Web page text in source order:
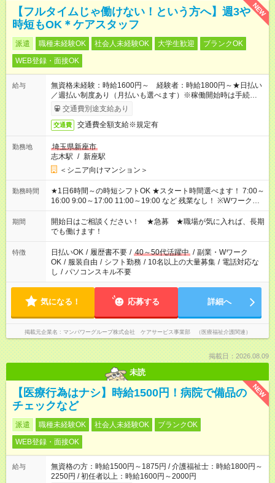
NEW
【フルタイムじゃ働けない！という方へ】週3や
時短もOK＊ケアスタッフ
派遣 職種未経験OK 社会人未経験OK 大学生歓迎
ブランクOK
WEB登録・面接OK
給与
無資格未経験：時給1600円～ 経験者：時給1800円～★日払い
／週払い制度あり（月払いも選べます）※稼働開始時は手続き完
了次第のお支払いとなります。
交通費別途支給あり
交通費 交通費全額支給※規定有
勤務地
埼玉県新座市
志木駅 / 新座駅
＜シニア向けマンション＞
勤務時間
★1日6時間～の時短シフトOK ★スタート時間選べます！ 7:00～
16:00 9:00～17:00 11:00～19:00 など 残業なし！ ※Wワークの
場合、他のお仕事と合わせ週40時間超の就業はご案内できませ
ん ※法令に基づき、週20時間以上勤務は社会保険への加入対象
となります ※労働者派遣法（日雇い派遣の原則禁止）により、
短時間・短期間の就業はご案内が難しい場合があります
期間
開始日はご相談ください！ ★急募 ★職場が気に入れば、長期
でも働けます！
特徴 日払いOK / 履歴書不要 / 40～50代活躍中 / 副業・Wワーク
OK / 服装自由 / シフト勤務 / 10名以上の大量募集 / 電話対応な
し / パソコンスキル不要
気になる！ 応募する 詳細へ
掲載元企業名 マンパワーグループ株式会社 ケアサービス事業部 （医療福祉介護関連）
掲載日：2026.08.09
未読
NEW
【医療行為はナシ】時給1500円！病院で備品の
チェックなど
派遣 職種未経験OK 社会人未経験OK
ブランクOK
WEB登録・面接OK
給与
無資格の方：時給1500円～1875円 / 介護福祉士：時給1800円～
2250円 / 初任者以上：時給1600円～2000円